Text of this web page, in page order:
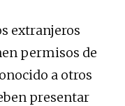
extranjeros
permisos de
a otros
presentar